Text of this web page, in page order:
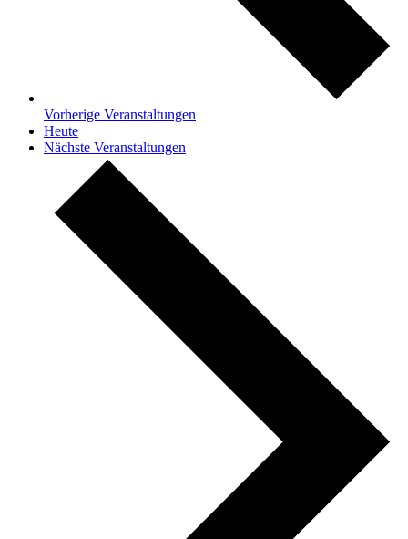
Vorherige Veranstaltungen
Heute
Nächste Veranstaltungen